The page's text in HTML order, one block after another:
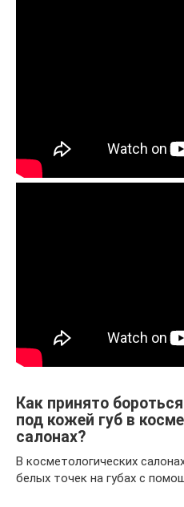
Как принято
под кожей губ в
салонах?
В косметологических
белых точек на губах с